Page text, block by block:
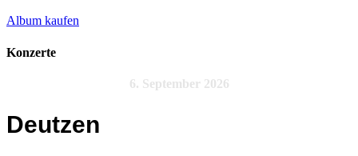
Album kaufen
Konzerte
6. September 2026
Deutzen